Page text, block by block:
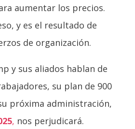
aumentar los precios.
y es el resultado de
de organización.
y sus aliados hablan de
su plan de 900
próxima administración,
, nos perjudicará.